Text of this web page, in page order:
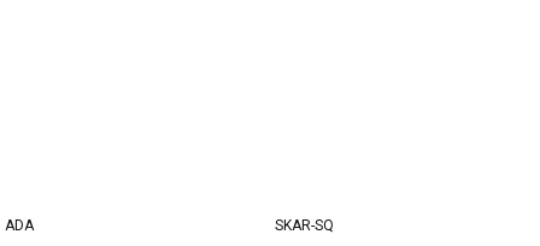
ADA SKAR-SQ